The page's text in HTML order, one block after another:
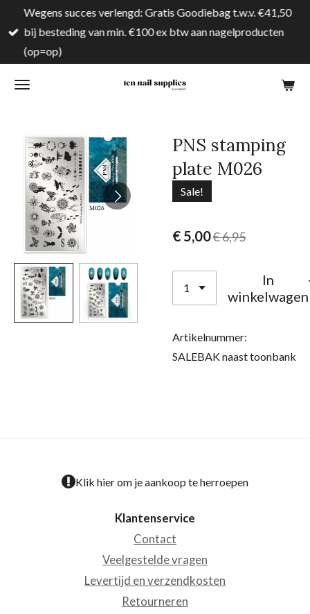
direct
naar
hoofdinhoud
Wegens succes verlengd: Gratis Goodiebag t.w.v. €41,50
bij besteding van min. €100 ex btw aan nagelproducten
(op=op)
PNS stamping
plate M026
Sale!
€ 5,00€ 6,95
In
winkelwagen
Artikelnummer:
SALEBAK naast toonbank
Klik hier om je aankoop te herroepen
Klantenservice
Contact
Veelgestelde vragen
Levertijd en verzendkosten
Retourneren